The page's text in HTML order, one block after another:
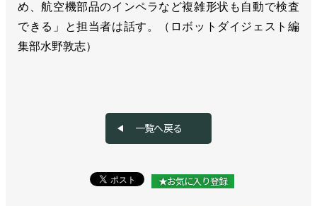
め、航空機部品のインペラなど複雑形状も自動で検査
できる」と担当者は話す。（ロボットダイジェスト編
集部水野敦志）
一覧へ戻る
★お気に入り登録